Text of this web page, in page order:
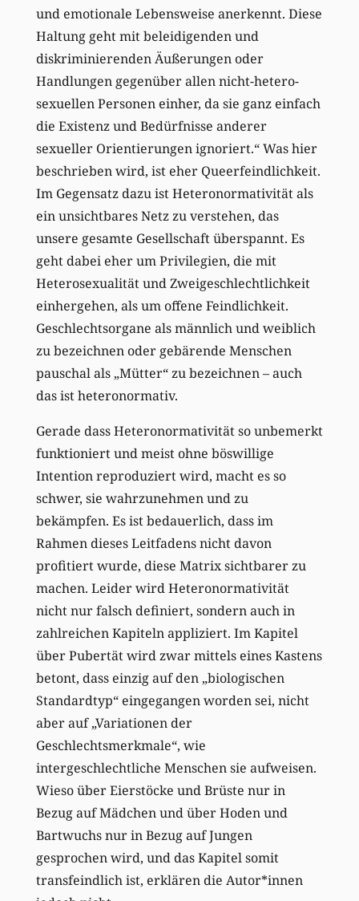
und emotionale Lebensweise anerkennt. Diese
Haltung geht mit beleidigenden und
diskriminierenden Äußerungen oder
Handlungen gegenüber allen nicht-hetero-
sexuellen Personen einher, da sie ganz einfach
die Existenz und Bedürfnisse anderer
sexueller Orientierungen ignoriert.“ Was hier
beschrieben wird, ist eher Queerfeindlichkeit.
Im Gegensatz dazu ist Heteronormativität als
ein unsichtbares Netz zu verstehen, das
unsere gesamte Gesellschaft überspannt. Es
geht dabei eher um Privilegien, die mit
Heterosexualität und Zweigeschlechtlichkeit
einhergehen, als um offene Feindlichkeit.
Geschlechtsorgane als männlich und weiblich
zu bezeichnen oder gebärende Menschen
pauschal als „Mütter“ zu bezeichnen – auch
das ist heteronormativ.
Gerade dass Heteronormativität so unbemerkt
funktioniert und meist ohne böswillige
Intention reproduziert wird, macht es so
schwer, sie wahrzunehmen und zu
bekämpfen. Es ist bedauerlich, dass im
Rahmen dieses Leitfadens nicht davon
profitiert wurde, diese Matrix sichtbarer zu
machen. Leider wird Heteronormativität
nicht nur falsch definiert, sondern auch in
zahlreichen Kapiteln appliziert. Im Kapitel
über Pubertät wird zwar mittels eines Kastens
betont, dass einzig auf den „biologischen
Standardtyp“ eingegangen worden sei, nicht
aber auf „Variationen der
Geschlechtsmerkmale“, wie
intergeschlechtliche Menschen sie aufweisen.
Wieso über Eierstöcke und Brüste nur in
Bezug auf Mädchen und über Hoden und
Bartwuchs nur in Bezug auf Jungen
gesprochen wird, und das Kapitel somit
transfeindlich ist, erklären die Autor*innen